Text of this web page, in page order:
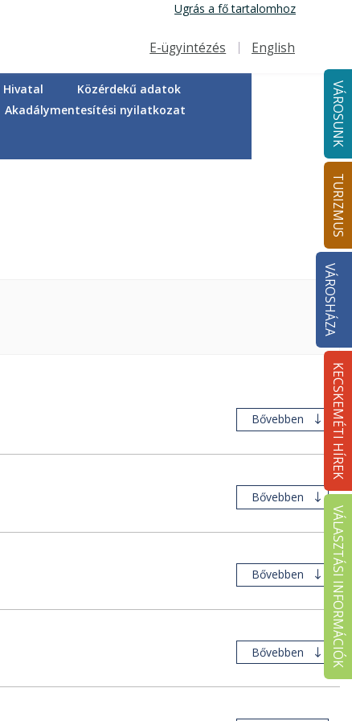
Ugrás a fő tartalomhoz
Felső navigáció
E-ügyintézés English
VÁROSUNK
TURIZMUS
VÁROSHÁZA
KECSKEMÉTI HÍREK
VÁLASZTÁSI INFORMÁCIÓK
Hivatal
Közérdekű adatok
Akadálymentesítési nyilatkozat
Bővebben
Bővebben
Bővebben
Bővebben